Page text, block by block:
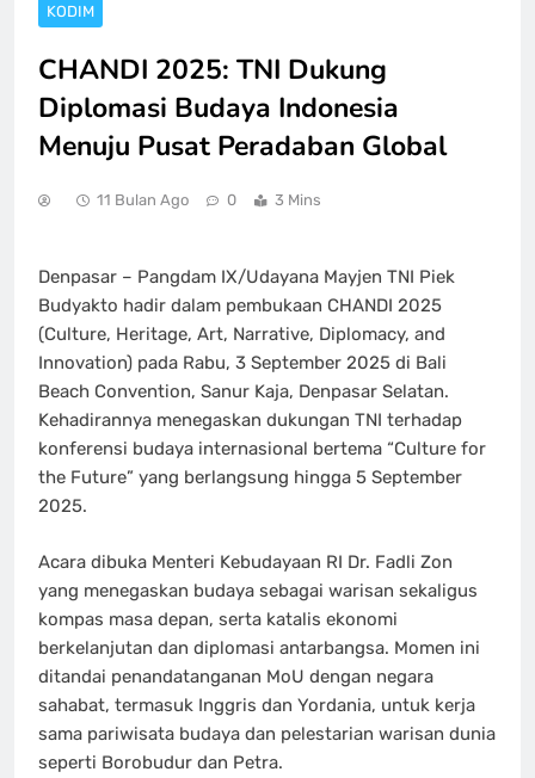
KODIM
CHANDI 2025: TNI Dukung
Diplomasi Budaya Indonesia
Menuju Pusat Peradaban Global
11 Bulan Ago 0 3 Mins
Denpasar – Pangdam IX/Udayana Mayjen TNI Piek
Budyakto hadir dalam pembukaan CHANDI 2025
(Culture, Heritage, Art, Narrative, Diplomacy, and
Innovation) pada Rabu, 3 September 2025 di Bali
Beach Convention, Sanur Kaja, Denpasar Selatan.
Kehadirannya menegaskan dukungan TNI terhadap
konferensi budaya internasional bertema “Culture for
the Future” yang berlangsung hingga 5 September
2025.
Acara dibuka Menteri Kebudayaan RI Dr. Fadli Zon
yang menegaskan budaya sebagai warisan sekaligus
kompas masa depan, serta katalis ekonomi
berkelanjutan dan diplomasi antarbangsa. Momen ini
ditandai penandatanganan MoU dengan negara
sahabat, termasuk Inggris dan Yordania, untuk kerja
sama pariwisata budaya dan pelestarian warisan dunia
seperti Borobudur dan Petra.